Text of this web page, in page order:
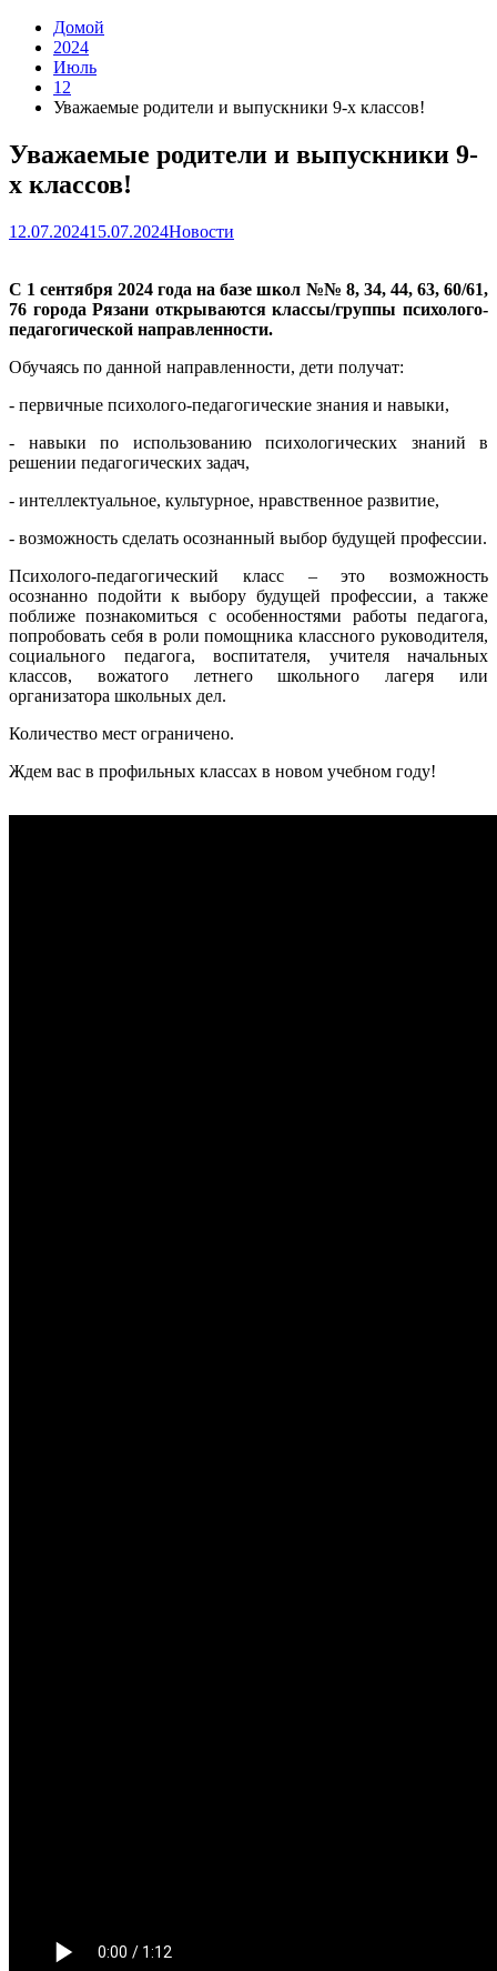
Домой
2024
Июль
12
Уважаемые родители и выпускники 9-х классов!
Уважаемые родители и выпускники 9-
х классов!
12.07.202415.07.2024Новости
С 1 сентября 2024 года на базе школ №№ 8, 34, 44, 63, 60/61,
76 города Рязани открываются классы/группы психолого-
педагогической направленности.
Обучаясь по данной направленности, дети получат:
- первичные психолого-педагогические знания и навыки,
- навыки по использованию психологических знаний в
решении педагогических задач,
- интеллектуальное, культурное, нравственное развитие,
- возможность сделать осознанный выбор будущей профессии.
Психолого-педагогический класс – это возможность
осознанно подойти к выбору будущей профессии, а также
поближе познакомиться с особенностями работы педагога,
попробовать себя в роли помощника классного руководителя,
социального педагога, воспитателя, учителя начальных
классов, вожатого летнего школьного лагеря или
организатора школьных дел.
Количество мест ограничено.
Ждем вас в профильных классах в новом учебном году!